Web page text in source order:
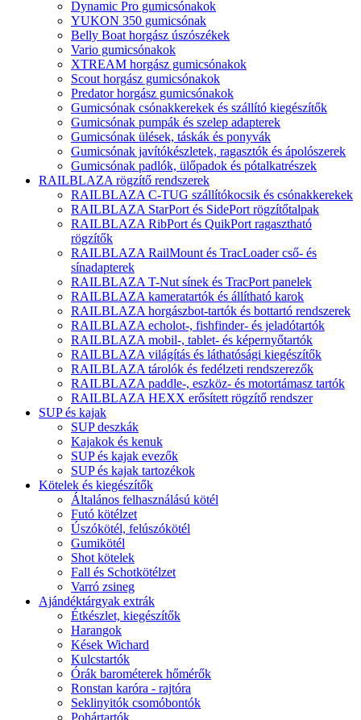
Dynamic Pro gumicsónakok
YUKON 350 gumicsónak
Belly Boat horgász úszószékek
Vario gumicsónakok
XTREAM horgász gumicsónakok
Scout horgász gumicsónakok
Predator horgász gumicsónakok
Gumicsónak csónakkerekek és szállító kiegészítők
Gumicsónak pumpák és szelep adapterek
Gumicsónak ülések, táskák és ponyvák
Gumicsónak javítókészletek, ragasztók és ápolószerek
Gumicsónak padlók, ülőpadok és pótalkatrészek
RAILBLAZA rögzítő rendszerek
RAILBLAZA C-TUG szállítókocsik és csónakkerekek
RAILBLAZA StarPort és SidePort rögzítőtalpak
RAILBLAZA RibPort és QuikPort ragasztható
rögzítők
RAILBLAZA RailMount és TracLoader cső- és
sínadapterek
RAILBLAZA T-Nut sínek és TracPort panelek
RAILBLAZA kameratartók és állítható karok
RAILBLAZA horgászbot-tartók és bottartó rendszerek
RAILBLAZA echolot-, fishfinder- és jeladótartók
RAILBLAZA mobil-, tablet- és képernyőtartók
RAILBLAZA világítás és láthatósági kiegészítők
RAILBLAZA tárolók és fedélzeti rendszerezők
RAILBLAZA paddle-, eszköz- és motortámasz tartók
RAILBLAZA HEXX erősített rögzítő rendszer
SUP és kajak
SUP deszkák
Kajakok és kenuk
SUP és kajak evezők
SUP és kajak tartozékok
Kötelek és kiegészítők
Általános felhasználású kötél
Futó kötélzet
Úszókötél, felúszókötél
Gumikötél
Shot kötelek
Fall és Schotkötélzet
Varró zsineg
Ajándéktárgyak extrák
Étkészlet, kiegészítők
Harangok
Kések Wichard
Kulcstartók
Órák barométerek hőmérők
Ronstan karóra - rajtóra
Seklinyitók csomóbontók
Pohártartók